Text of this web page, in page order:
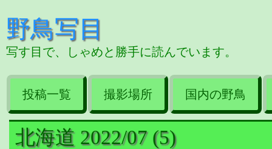
野鳥写目
写す目で、しゃめと勝手に読んでいます。
投稿一覧 撮影場所 国内の野鳥
北海道 2022/07 (5)